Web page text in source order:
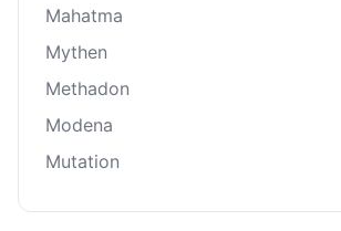
Mahatma
Mythen
Methadon
Modena
Mutation